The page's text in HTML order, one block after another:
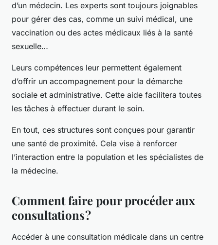
d’un médecin. Les experts sont toujours joignables
pour gérer des cas, comme un suivi médical, une
vaccination ou des actes médicaux liés à la santé
sexuelle…
Leurs compétences leur permettent également
d’offrir un accompagnement pour la démarche
sociale et administrative. Cette aide facilitera toutes
les tâches à effectuer durant le soin.
En tout, ces structures sont conçues pour garantir
une santé de proximité. Cela vise à renforcer
l’interaction entre la population et les spécialistes de
la médecine.
Comment faire pour procéder aux
consultations ?
Accéder à une consultation médicale dans un centre